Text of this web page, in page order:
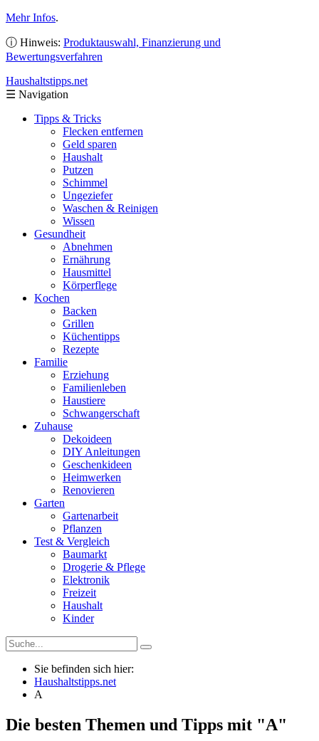
Mehr Infos.
ⓘ Hinweis: Produktauswahl, Finanzierung und
Bewertungsverfahren
Haushaltstipps.net
☰ Navigation
Tipps & Tricks
Flecken entfernen
Geld sparen
Haushalt
Putzen
Schimmel
Ungeziefer
Waschen & Reinigen
Wissen
Gesundheit
Abnehmen
Ernährung
Hausmittel
Körperflege
Kochen
Backen
Grillen
Küchentipps
Rezepte
Familie
Erziehung
Familienleben
Haustiere
Schwangerschaft
Zuhause
Dekoideen
DIY Anleitungen
Geschenkideen
Heimwerken
Renovieren
Garten
Gartenarbeit
Pflanzen
Test & Vergleich
Baumarkt
Drogerie & Pflege
Elektronik
Freizeit
Haushalt
Kinder
Sie befinden sich hier:
Haushaltstipps.net
A
Die besten Themen und Tipps mit "A"